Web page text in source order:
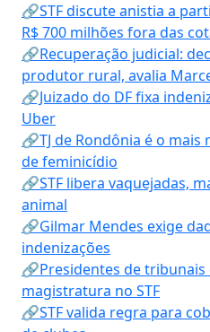
🔗STF discute anistia a
R$ 700 milhões fora das
🔗Recuperação judicial:
produtor rural, avalia
🔗Juizado do DF fixa
Uber
🔗TJ de Rondônia é o
de feminicídio
🔗STF libera vaquejadas,
animal
🔗Gilmar Mendes exige
indenizações
🔗Presidentes de
magistratura no STF
🔗STF valida regra para